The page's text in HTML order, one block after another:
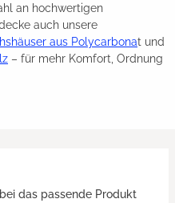
an hochwertigen
auch unsere
aus Polycarbonat und
– für mehr Komfort, Ordnung
das passende Produkt